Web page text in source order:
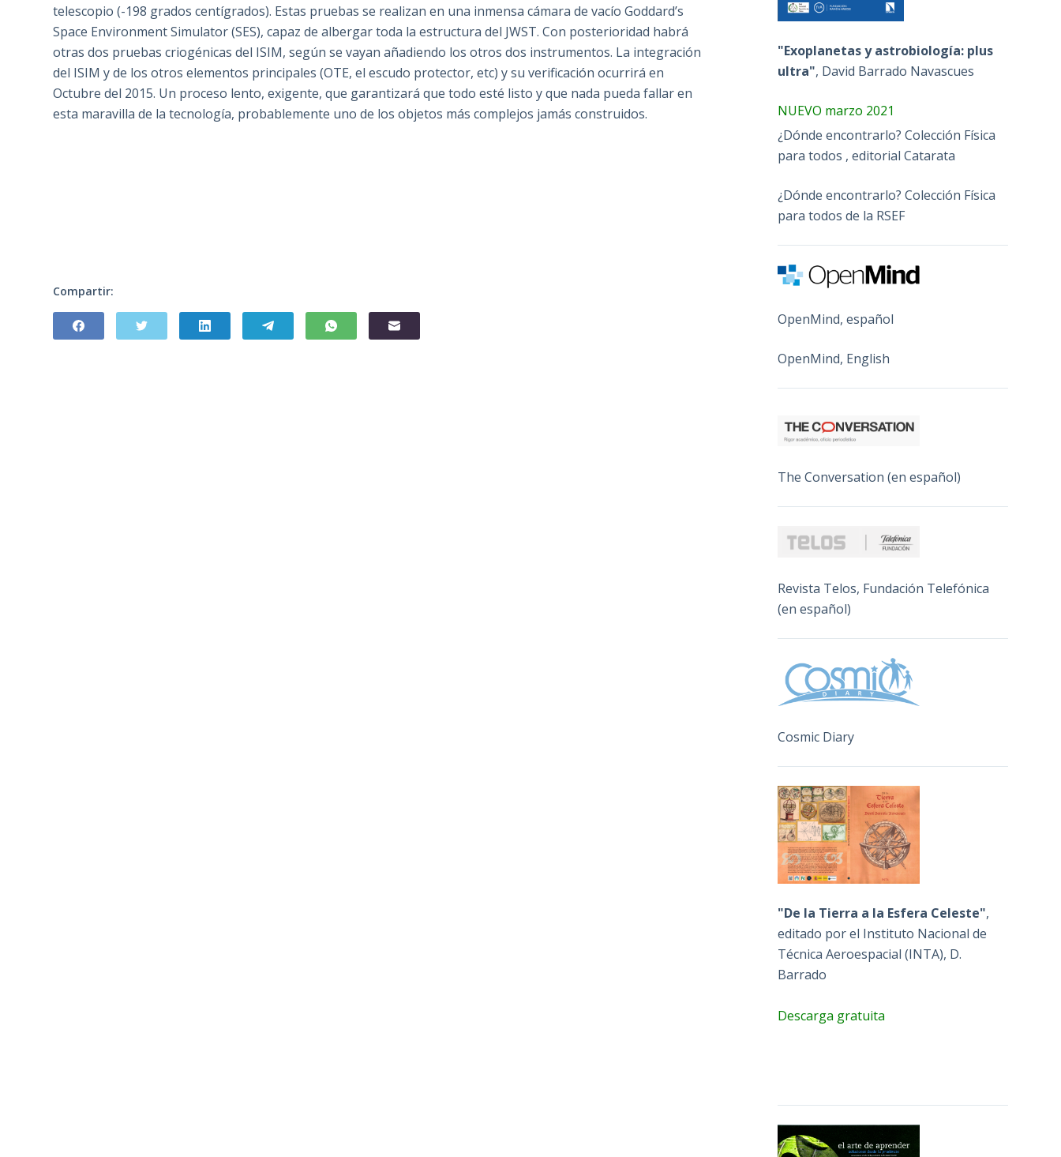
telescopio (-198 grados centígrados). Estas pruebas se realizan en una inmensa cámara de vacío Goddard’s
Space Environment Simulator (SES), capaz de albergar toda la estructura del JWST. Con posterioridad habrá
otras dos pruebas criogénicas del ISIM, según se vayan añadiendo los otros dos instrumentos. La integración
del ISIM y de los otros elementos principales (OTE, el escudo protector, etc) y su verificación ocurrirá en
Octubre del 2015. Un proceso lento, exigente, que garantizará que todo esté listo y que nada pueda fallar en
esta maravilla de la tecnología, probablemente uno de los objetos más complejos jamás construidos.
Compartir:
"Exoplanetas y astrobiología: plus
ultra", David Barrado Navascues
NUEVO marzo 2021
¿Dónde encontrarlo? Colección Física
para todos , editorial Catarata
¿Dónde encontrarlo? Colección Física
para todos de la RSEF
OpenMind, español
OpenMind, English
The Conversation (en español)
Revista Telos, Fundación Telefónica
(en español)
Cosmic Diary
"De la Tierra a la Esfera Celeste",
editado por el Instituto Nacional de
Técnica Aeroespacial (INTA), D.
Barrado
Descarga gratuita